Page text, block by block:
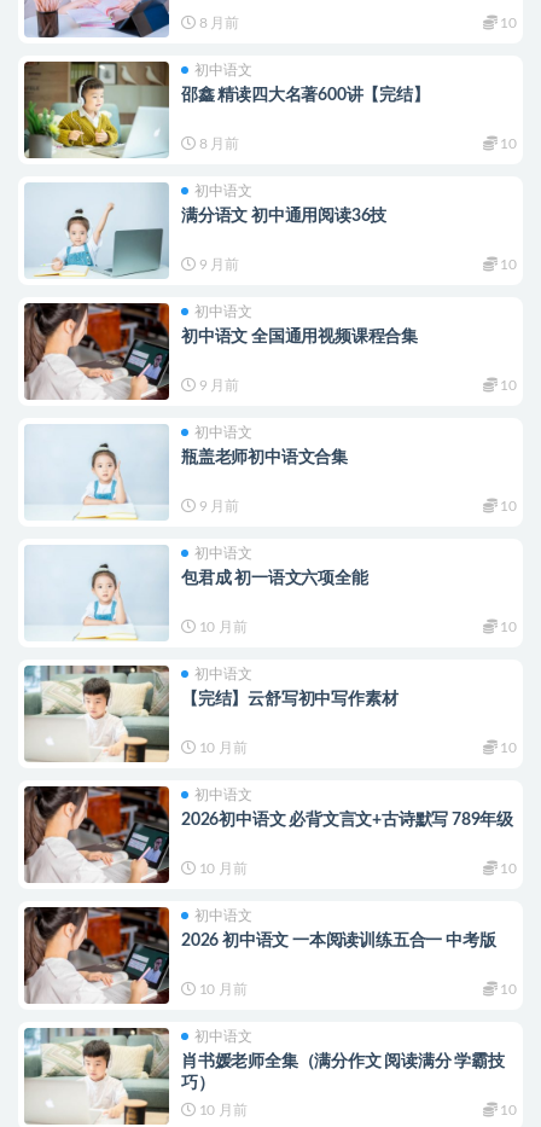
8 月前 10
初中语文
邵鑫 精读四大名著600讲【完结】
8 月前 10
初中语文
满分语文 初中通用阅读36技
9 月前 10
初中语文
初中语文 全国通用视频课程合集
9 月前 10
初中语文
瓶盖老师初中语文合集
9 月前 10
初中语文
包君成 初一语文六项全能
10 月前 10
初中语文
【完结】云舒写初中写作素材
10 月前 10
初中语文
2026初中语文 必背文言文+古诗默写 789年级
10 月前 10
初中语文
2026 初中语文 一本阅读训练五合一 中考版
10 月前 10
初中语文
肖书媛老师全集（满分作文 阅读满分 学霸技
巧）
10 月前 10